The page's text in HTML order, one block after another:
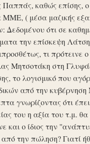
Παππάς, καθώς επίσης,
( μέσα μαζικής
ότι σε
την επίσκεψη
τι πρότεινε
Μητσοτάκη στη
το λογισμικό που
από την
γνωρίζοντας ότι
του η αξία του τ.μ.
και ο ίδιος την
την πώληση? Γιατί